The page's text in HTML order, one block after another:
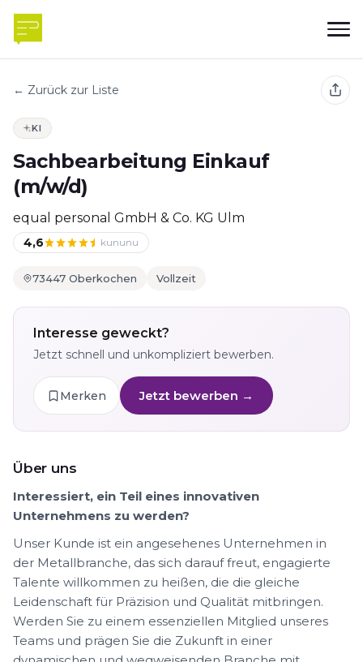
← Zurück zur Liste
KI
Sachbearbeitung Einkauf
(m/w/d)
equal personal GmbH & Co. KG Ulm
4,6 kununu
73447 Oberkochen Vollzeit
Interesse geweckt?
Jetzt schnell und unkompliziert bewerben.
Merken Jetzt bewerben →
Über uns
Interessiert, ein Teil eines innovativen
Unternehmens zu werden?
Unser Kunde ist ein angesehenes Unternehmen in
der Metallbranche, das sich darauf freut, engagierte
Talente willkommen zu heißen, die die gleiche
Leidenschaft für Präzision und Qualität mitbringen.
Werden Sie zu einem essenziellen Mitglied unseres
Teams und prägen Sie die Zukunft in einer